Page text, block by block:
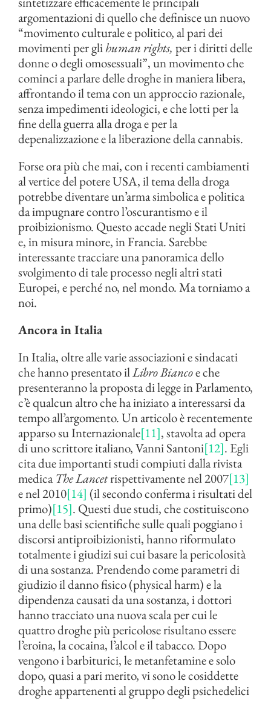
argomentazioni di quello che definisce un nuovo
“movimento culturale e politico, al pari dei
movimenti per glihuman rights, per i diritti delle
donne o degli omosessuali”, un movimento che
cominci a parlare delle droghe in maniera libera,
affrontando il tema con un approccio razionale,
senza impedimenti ideologici, e che lotti per la
fine della guerra alla droga e per la
depenalizzazione e la liberazione della cannabis.
Forse ora più che mai, con i recenti cambiamenti
al vertice del potere USA, il tema della droga
potrebbe diventare un’arma simbolica e politica
da impugnare contro l’oscurantismo e il
proibizionismo. Questo accade negli Stati Uniti
e, in misura minore, in Francia. Sarebbe
interessante tracciare una panoramica dello
svolgimento di tale processo negli altri stati
Europei, e perché no, nel mondo. Ma torniamo a
noi.
Ancora in Italia
In Italia, oltre alle varie associazioni e sindacati
che hanno presentato ilLibro Biancoe che
presenteranno la proposta di legge in Parlamento,
c’è qualcun altro che ha iniziato a interessarsi da
tempo all’argomento. Un articolo è recentemente
apparso su Internazionale[11], stavolta ad opera
di uno scrittore italiano, Vanni Santoni[12]. Egli
cita due importanti studi compiuti dalla rivista
medicaThe Lancetrispettivamente nel 2007[13]
e nel 2010[14] (il secondo conferma i risultati del
primo)[15]. Questi due studi, che costituiscono
una delle basi scientifiche sulle quali poggiano i
discorsi antiproibizionisti, hanno riformulato
totalmente i giudizi sui cui basare la pericolosità
di una sostanza. Prendendo come parametri di
giudizio il danno fisico (physical harm) e la
dipendenza causati da una sostanza, i dottori
hanno tracciato una nuova scala per cui le
quattro droghe più pericolose risultano essere
l’eroina, la cocaina, l’alcol e il tabacco. Dopo
vengono i barbiturici, le metanfetamine e solo
dopo, quasi a pari merito, vi sono le cosiddette
droghe appartenenti al gruppo degli psichedelici